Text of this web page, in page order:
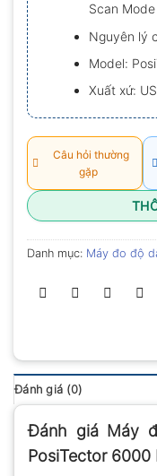
Scan Mode
Nguyên lý
Model:
Xuất xứ:
Câu hỏi thường
gặp
Danh mục: Máy đo độ
Đánh giá (0)
Đánh giá Máy
PosiTector 6000